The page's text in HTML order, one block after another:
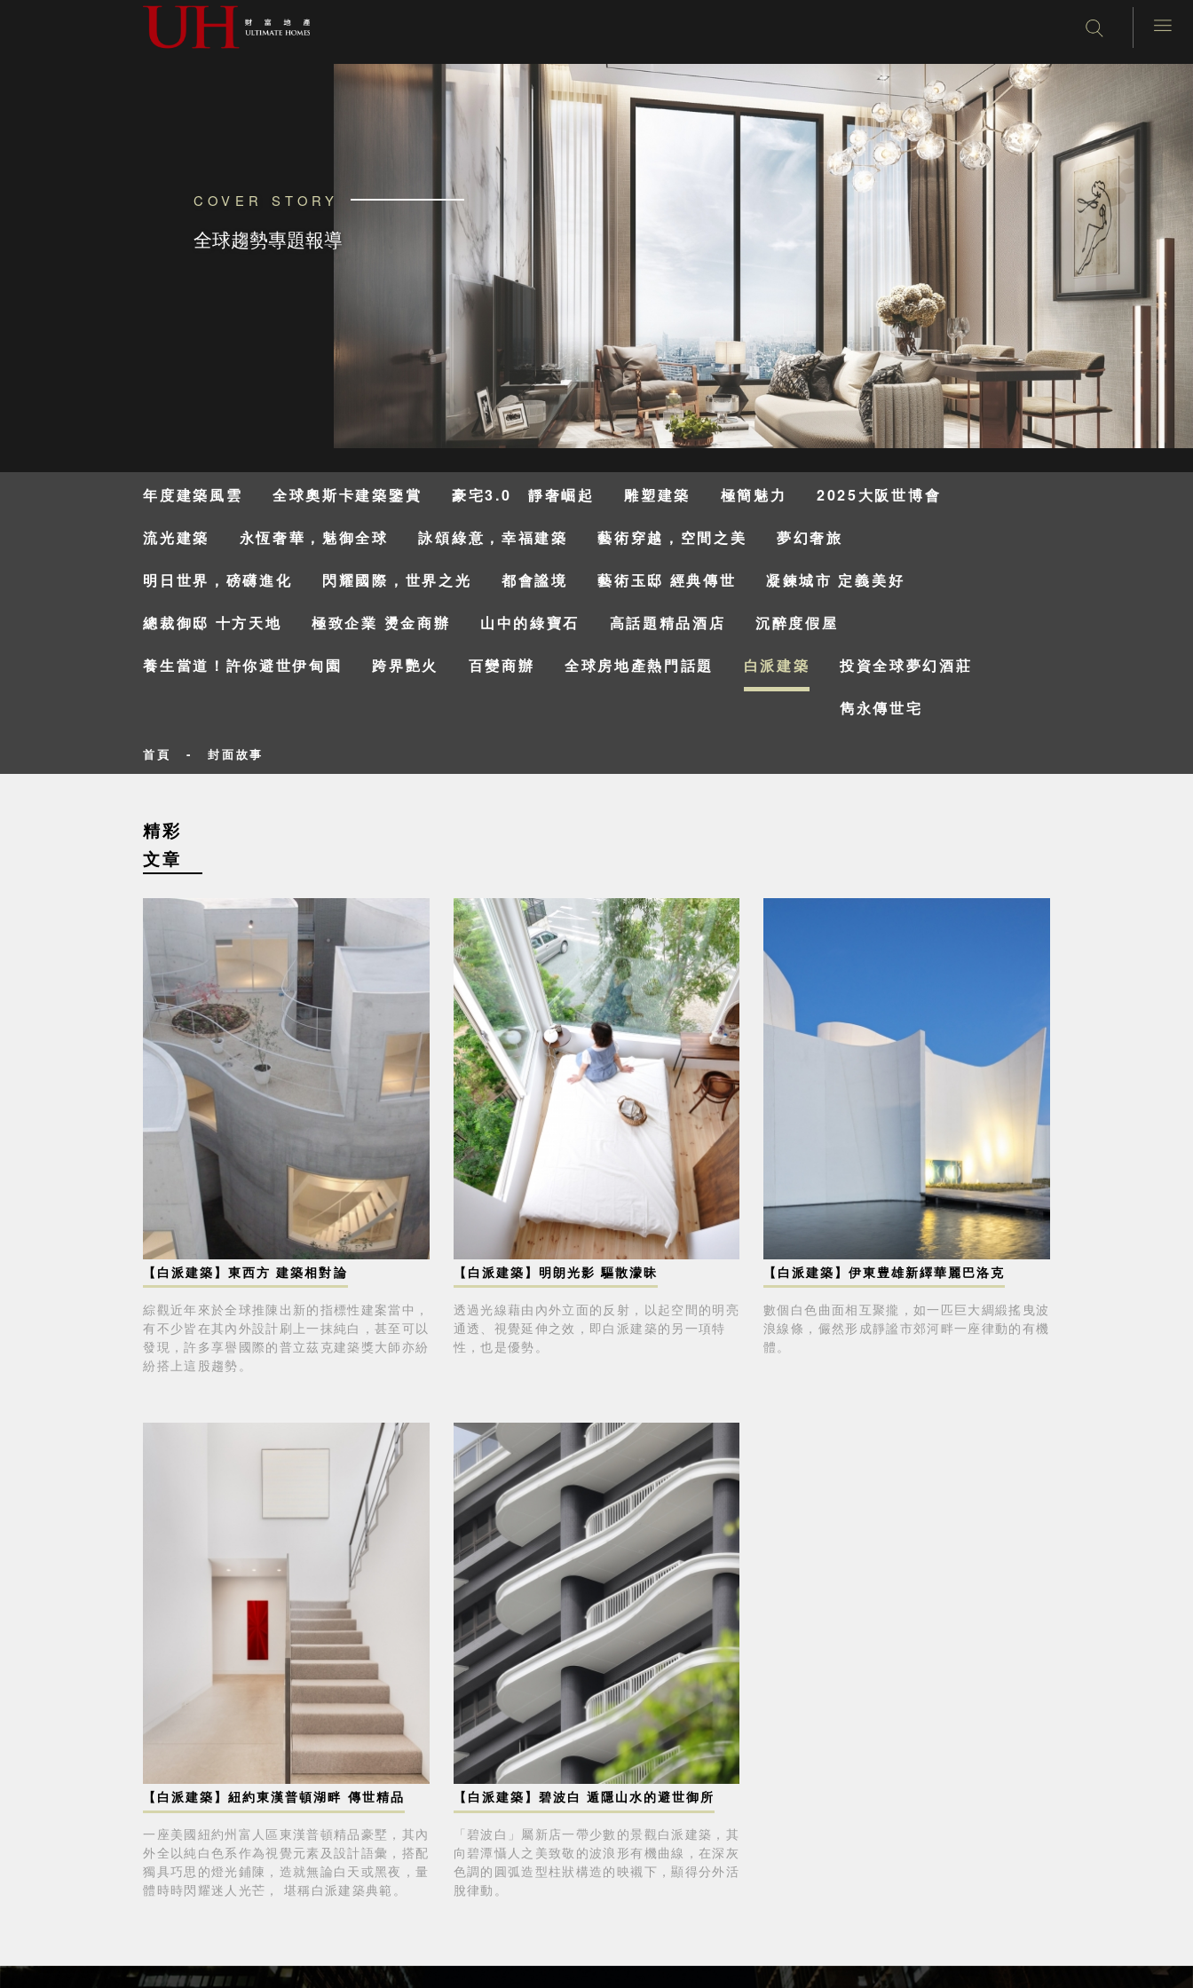
COVER STORY
全球趨勢專題報導
年度建築風雲 全球奧斯卡建築鑒賞 豪宅3.0 靜奢崛起 雕塑建築 極簡魅力 2025大阪世博會
流光建築 永恆奢華，魅御全球 詠頌綠意，幸福建築 藝術穿越，空間之美 夢幻奢旅
明日世界，磅礴進化 閃耀國際，世界之光 都會謐境 藝術玉邸 經典傳世 凝鍊城市 定義美好
總裁御邸 十方天地 極致企業 燙金商辦 山中的綠寶石 高話題精品酒店 沉醉度假屋
養生當道！許你避世伊甸園 跨界艷火 百變商辦 全球房地產熱門話題 白派建築 投資全球夢幻酒莊
雋永傳世宅
首頁 - 封面故事
精彩
文章
【白派建築】東西方 建築相對論
綜觀近年來於全球推陳出新的指標性建案當中，
有不少皆在其內外設計刷上一抹純白，甚至可以
發現，許多享譽國際的普立茲克建築獎大師亦紛
紛搭上這股趨勢。
【白派建築】明朗光影 驅散濛昧
透過光線藉由內外立面的反射，以起空間的明亮
通透、視覺延伸之效，即白派建築的另一項特
性，也是優勢。
【白派建築】伊東豊雄新繹華麗巴洛克
數個白色曲面相互聚攏，如一匹巨大綢緞搖曳波
浪線條，儼然形成靜謐市郊河畔一座律動的有機
體。
【白派建築】紐約東漢普頓湖畔 傳世精品
一座美國紐約州富人區東漢普頓精品豪墅，其內
外全以純白色系作為視覺元素及設計語彙，搭配
獨具巧思的燈光鋪陳，造就無論白天或黑夜，量
體時時閃耀迷人光芒， 堪稱白派建築典範。
【白派建築】碧波白 遁隱山水的避世御所
「碧波白」屬新店一帶少數的景觀白派建築，其
向碧潭懾人之美致敬的波浪形有機曲線，在深灰
色調的圓弧造型柱狀構造的映襯下，顯得分外活
脫律動。